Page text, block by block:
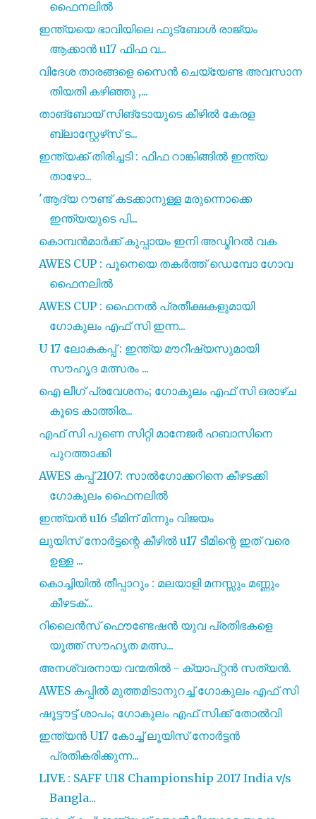
ഫൈനലിൽ
ഇന്ത്യയെ ഭാവിയിലെ ഫുട്‍ബോൾ രാജ്യം
ആക്കാൻ u17 ഫിഫ വ...
വിദേശ താരങ്ങളെ സൈൻ ചെയ്യേണ്ട അവസാന
തിയതി കഴിഞ്ഞു ,...
താങ്‌ബോയ് സിങ്‌ടോയുടെ കീഴിൽ കേരള
ബ്ലാസ്റ്റേഴ്‌സ് ട...
ഇന്ത്യക്ക് തിരിച്ചടി : ഫിഫ റാങ്കിങ്ങിൽ ഇന്ത്യ
താഴോ...
'ആദ്യ റൗണ്ട് കടക്കാനുള്ള മരുന്നൊക്കെ
ഇന്ത്യയുടെ പി...
കൊമ്പൻമാർക്ക് കുപ്പായം ഇനി അഡ്മിറൽ വക
AWES CUP : പൂനെയെ തകർത്ത് ഡെമ്പോ ഗോവ
ഫൈനലിൽ
AWES CUP : ഫൈനൽ പ്രതീക്ഷകളുമായി
ഗോകുലം എഫ് സി ഇന്ന...
U 17 ലോകകപ്പ് : ഇന്ത്യ മൗറീഷ്യസുമായി
സൗഹൃദ മത്സരം ...
ഐ ലീഗ് പ്രവേശനം; ഗോകുലം എഫ് സി ഒരാഴ്ച
കൂടെ കാത്തിര...
എഫ് സി പുണെ സിറ്റി മാനേജർ ഹബാസിനെ
പുറത്താക്കി
AWES കപ്പ് 2107: സാൽഗോക്കറിനെ കീഴടക്കി
ഗോകുലം ഫൈനലിൽ
ഇന്ത്യൻ u16 ടീമിന് മിന്നും വിജയം
ലുയിസ് നോർട്ടന്റെ കീഴിൽ u17 ടീമിന്റെ ഇത് വരെ
ഉള്ള ...
കൊച്ചിയിൽ തീപ്പാറും : മലയാളി മനസ്സും മണ്ണും
കീഴടക്...
റിലൈൻസ് ഫൌണ്ടേഷൻ യുവ പ്രതിഭകളെ
യൂത്ത് സൗഹൃത മത്സ...
അനശ്വരനായ വന്മതിൽ - ക്യാപ്റ്റൻ സത്യൻ.
AWES കപ്പിൽ മുത്തമിടാനുറച്ച് ഗോകുലം എഫ് സി
ഷൂട്ടൗട്ട് ശാപം; ഗോകുലം എഫ് സിക്ക് തോൽവി
ഇന്ത്യൻ U17 കോച്ച് ലൂയിസ് നോർട്ടൻ
പ്രതികരിക്കുന്ന...
LIVE : SAFF U18 Championship 2017 India v/s
Bangla...